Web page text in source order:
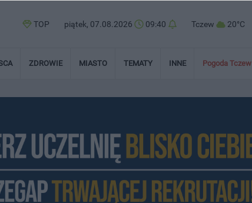
TOP piątek, 07.08.2026 09:40 Tczew 20°C
ZDROWIE MIASTO TEMATY INNE Pogoda Tczew